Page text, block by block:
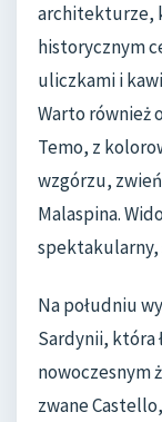
architekturze,
historycznym
uliczkami i
Warto również
Temo, z
wzgórzu,
Malaspina.
spektakularny,
Na południu
Sardynii, która
nowoczesnym
zwane